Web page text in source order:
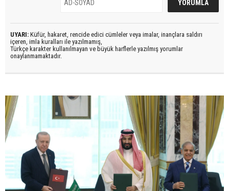
UYARI: Küfür, hakaret, rencide edici cümleler veya imalar, inançlara saldırı
içeren, imla kuralları ile yazılmamış,
Türkçe karakter kullanılmayan ve büyük harflerle yazılmış yorumlar
onaylanmamaktadır.